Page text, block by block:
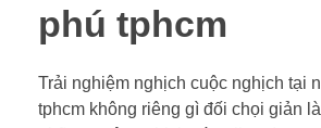
phú tphcm
Trải nghiệm nghịch cuộc nghịch tại
tphcm không riêng gì đối chọi giản